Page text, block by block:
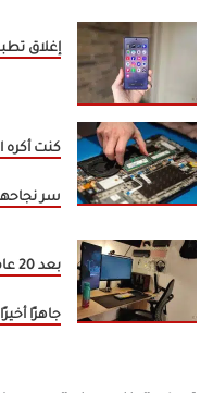
إغلاق
كنت أكره
سر
جاهزًا أخيرًا